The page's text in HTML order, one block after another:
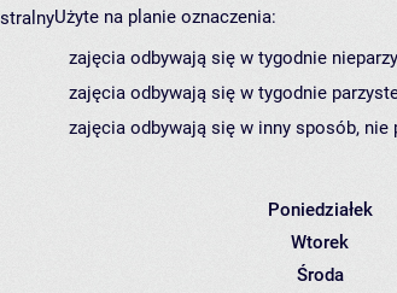
Użyte na planie oznaczenia:
zajęcia odbywają się w tygodnie
zajęcia odbywają się w tygodnie
zajęcia odbywają się w inny sposób, nie
Poniedziałek
Wtorek
Środa